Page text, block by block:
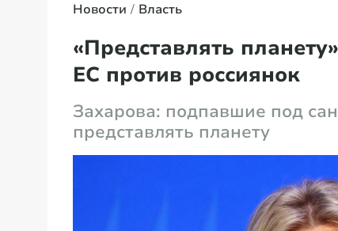
Новости Власть
«Представлять
ЕС против россиянок
Захарова: подпавшие под
представлять планету